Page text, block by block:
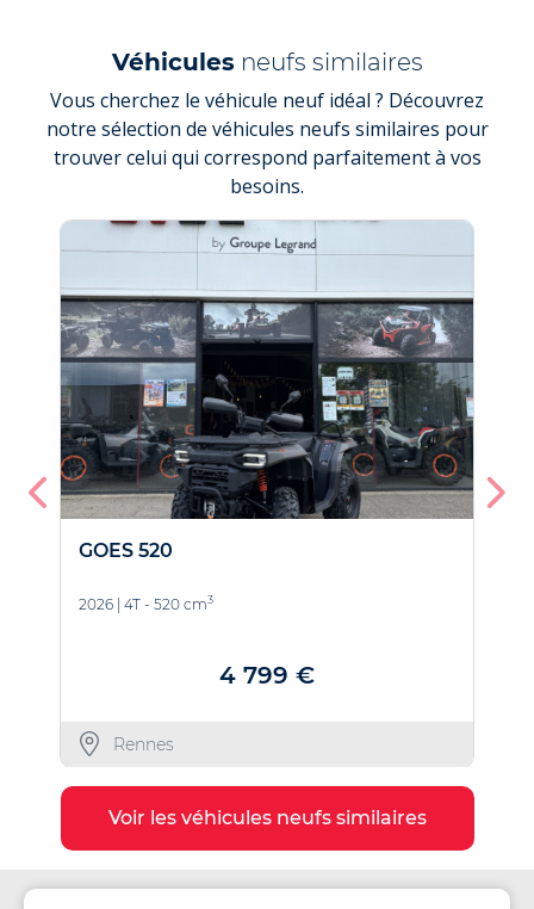
Véhiculesneufs similaires
Vous cherchez le véhicule neuf idéal ? Découvrez
notre sélection de véhicules neufs similaires pour
trouver celui qui correspond parfaitement à vos
besoins.
GOES 520
2026 | 4T - 520 cm3
4 799 €
Rennes
Voir les véhicules neufs similaires